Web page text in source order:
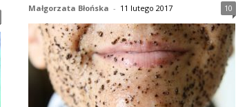
Małgorzata Błońska - 11 lutego 2017 10